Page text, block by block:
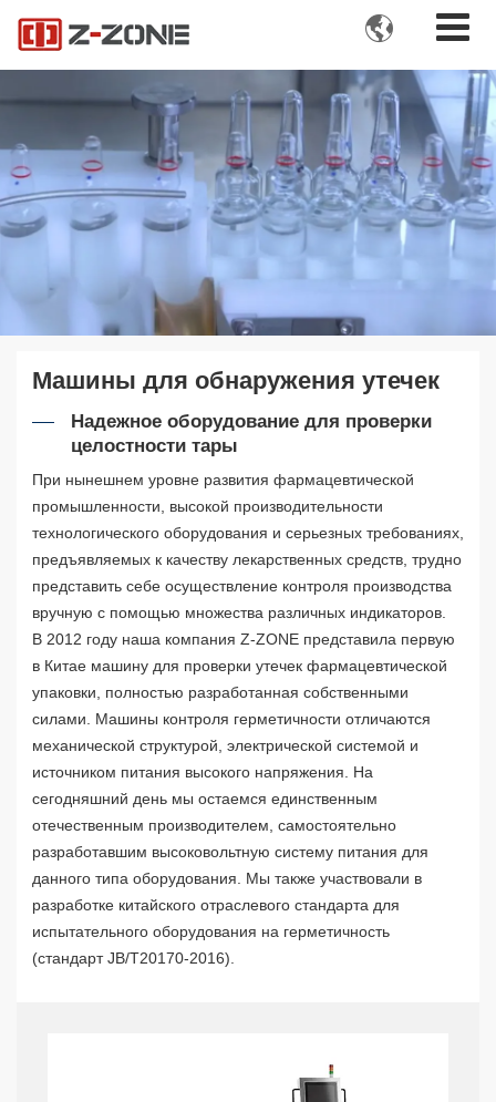

Машины для обнаружения утечек
Надежное оборудование для проверки
целостности тары
При нынешнем уровне развития фармацевтической
промышленности, высокой производительности
технологического оборудования и серьезных требованиях,
предъявляемых к качеству лекарственных средств, трудно
представить себе осуществление контроля производства
вручную с помощью множества различных индикаторов.
В 2012 году наша компания Z-ZONE представила первую
в Китае машину для проверки утечек фармацевтической
упаковки, полностью разработанная собственными
силами. Машины контроля герметичности отличаются
механической структурой, электрической системой и
источником питания высокого напряжения. На
сегодняшний день мы остаемся единственным
отечественным производителем, самостоятельно
разработавшим высоковольтную систему питания для
данного типа оборудования. Мы также участвовали в
разработке китайского отраслевого стандарта для
испытательного оборудования на герметичность
(стандарт JB/T20170-2016).